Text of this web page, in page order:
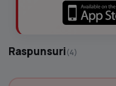
Raspunsuri(4)